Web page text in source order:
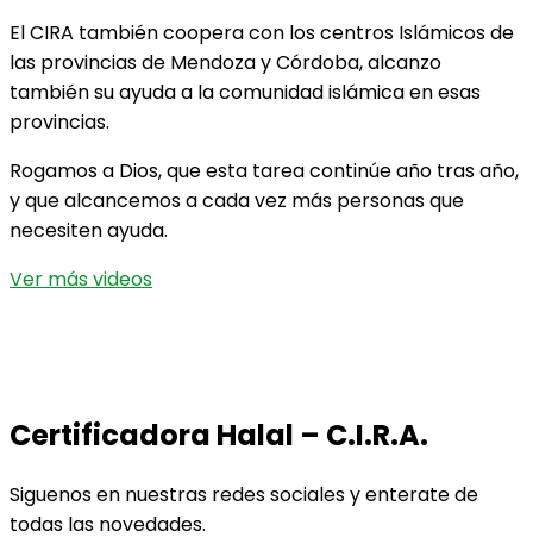
El CIRA también coopera con los centros Islámicos de
las provincias de Mendoza y Córdoba, alcanzo
también su ayuda a la comunidad islámica en esas
provincias.
Rogamos a Dios, que esta tarea continúe año tras año,
y que alcancemos a cada vez más personas que
necesiten ayuda.
Ver más videos
Certificadora Halal – C.I.R.A.
Siguenos en nuestras redes sociales y enterate de
todas las novedades.